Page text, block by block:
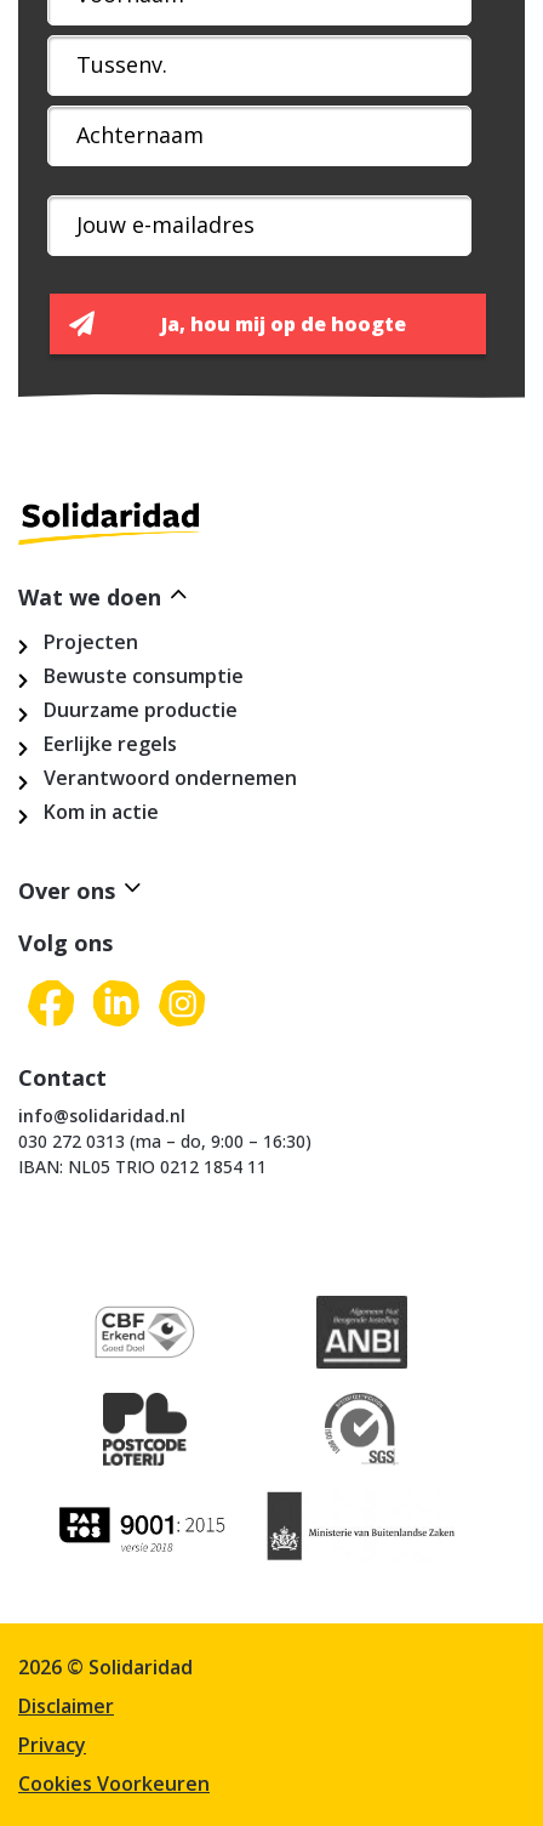
*
Wat we doen
Projecten
Bewuste consumptie
Duurzame productie
Eerlijke regels
Verantwoord ondernemen
Kom in actie
Over ons
Volg ons
Contact
info@solidaridad.nl
030 272 0313 (ma – do, 9:00 – 16:30)
IBAN: NL05 TRIO 0212 1854 11
2026 © Solidaridad
Disclaimer
Privacy
Cookies Voorkeuren